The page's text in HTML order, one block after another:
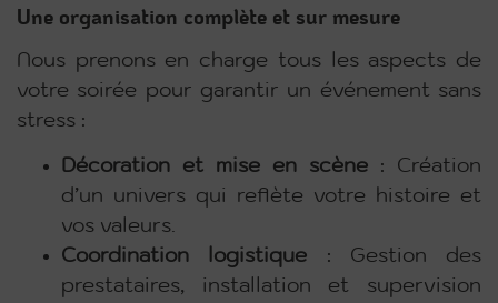
Une organisation complète et sur mesure
Nous prenons en charge tous les aspects de
votre soirée pour garantir un événement sans
stress :
Décoration et mise en scène : Création
d’un univers qui reflète votre histoire et
vos valeurs.
Coordination logistique : Gestion des
prestataires, installation et supervision